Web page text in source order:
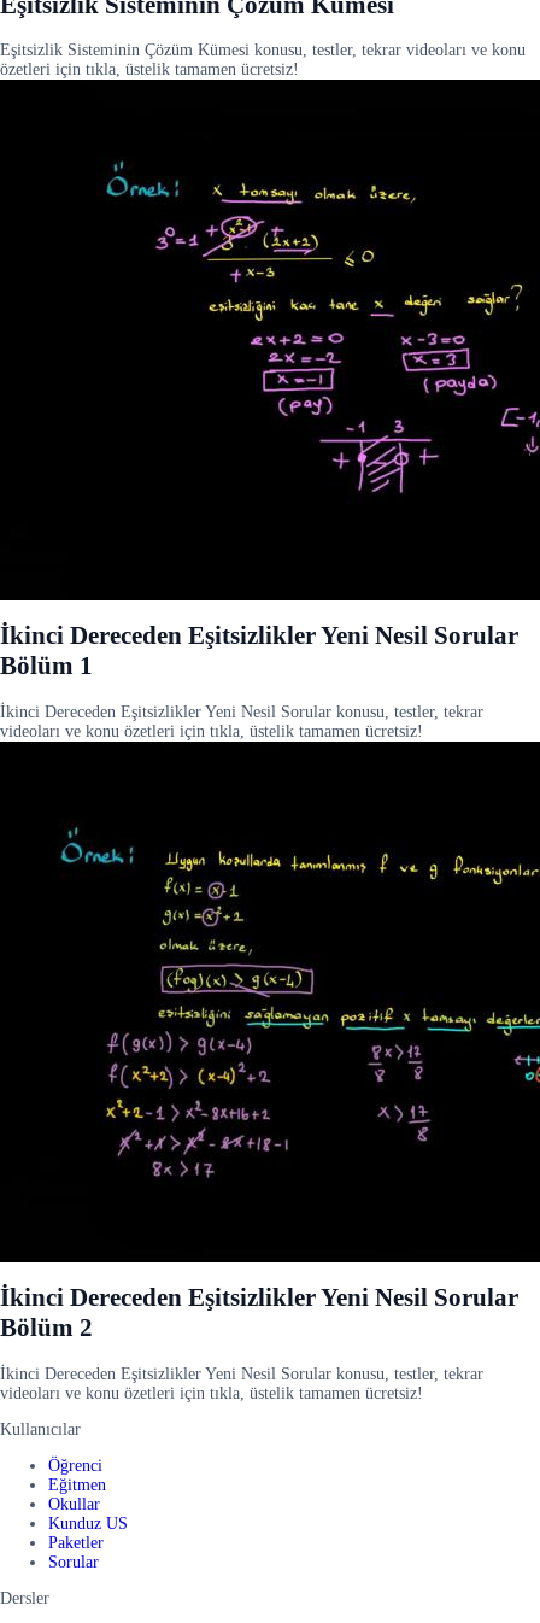
Eşitsizlik Sisteminin Çözüm Kümesi konusu, testler, tekrar videoları ve konu
özetleri için tıkla, üstelik tamamen ücretsiz!
İkinci Dereceden Eşitsizlikler Yeni Nesil Sorular
Bölüm 1
İkinci Dereceden Eşitsizlikler Yeni Nesil Sorular konusu, testler, tekrar
videoları ve konu özetleri için tıkla, üstelik tamamen ücretsiz!
İkinci Dereceden Eşitsizlikler Yeni Nesil Sorular
Bölüm 2
İkinci Dereceden Eşitsizlikler Yeni Nesil Sorular konusu, testler, tekrar
videoları ve konu özetleri için tıkla, üstelik tamamen ücretsiz!
Kullanıcılar
Öğrenci
Eğitmen
Okullar
Kunduz US
Paketler
Sorular
Dersler